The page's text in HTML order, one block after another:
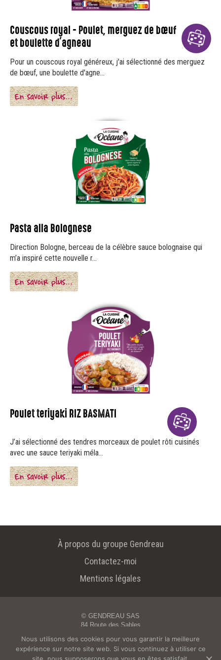
Couscous royal - Poulet, merguez de bœuf
et boulette d'agneau
Pour un couscous royal généreux, j'ai sélectionné des merguez
de bœuf, une boulette d'agne...
En savoir plus…
Pasta alla Bolognese
Direction Bologne, berceau de la célèbre sauce bolognaise qui
m’a inspiré cette nouvelle r...
En savoir plus…
Poulet teriyaki RIZ BASMATI
J’ai sélectionné des tendres morceaux de poulet rôti cuisinés
avec une sauce teriyaki méla...
En savoir plus…
À propos du groupe Gendreau
Contactez-moi
Mentions légales
© GENDREAU SAS
84 Route des Sables
Tél. : 02 51 55 49 88 - Email :oceane@gendreau.fr
Nous utilisons des cookies pour vous garantir la meilleure
expérience sur notre site web. Si vous continuez à utiliser ce